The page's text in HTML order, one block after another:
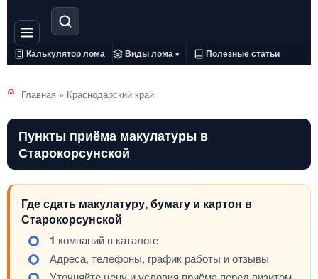
Калькулятор лома Виды лома ▾ Полезные статьи
Главная » Краснодарский край
Пункты приёма макулатуры в
Старокорсунской
Где сдать макулатуру, бумагу и картон в
Старокорсунской
1 компаний в каталоге
Адреса, телефоны, график работы и отзывы